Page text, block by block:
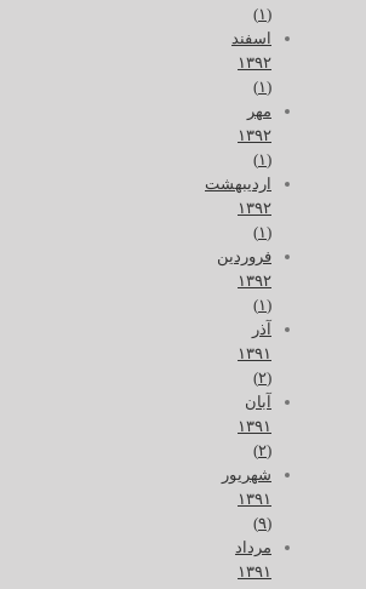
اسفند
۱۳۹۲
مهر
۱۳۹۲
اردیبهشت
۱۳۹۲
فروردین
۱۳۹۲
آذر
۱۳۹۱
آبان
۱۳۹۱
شهریور
۱۳۹۱
مرداد
۱۳۹۱